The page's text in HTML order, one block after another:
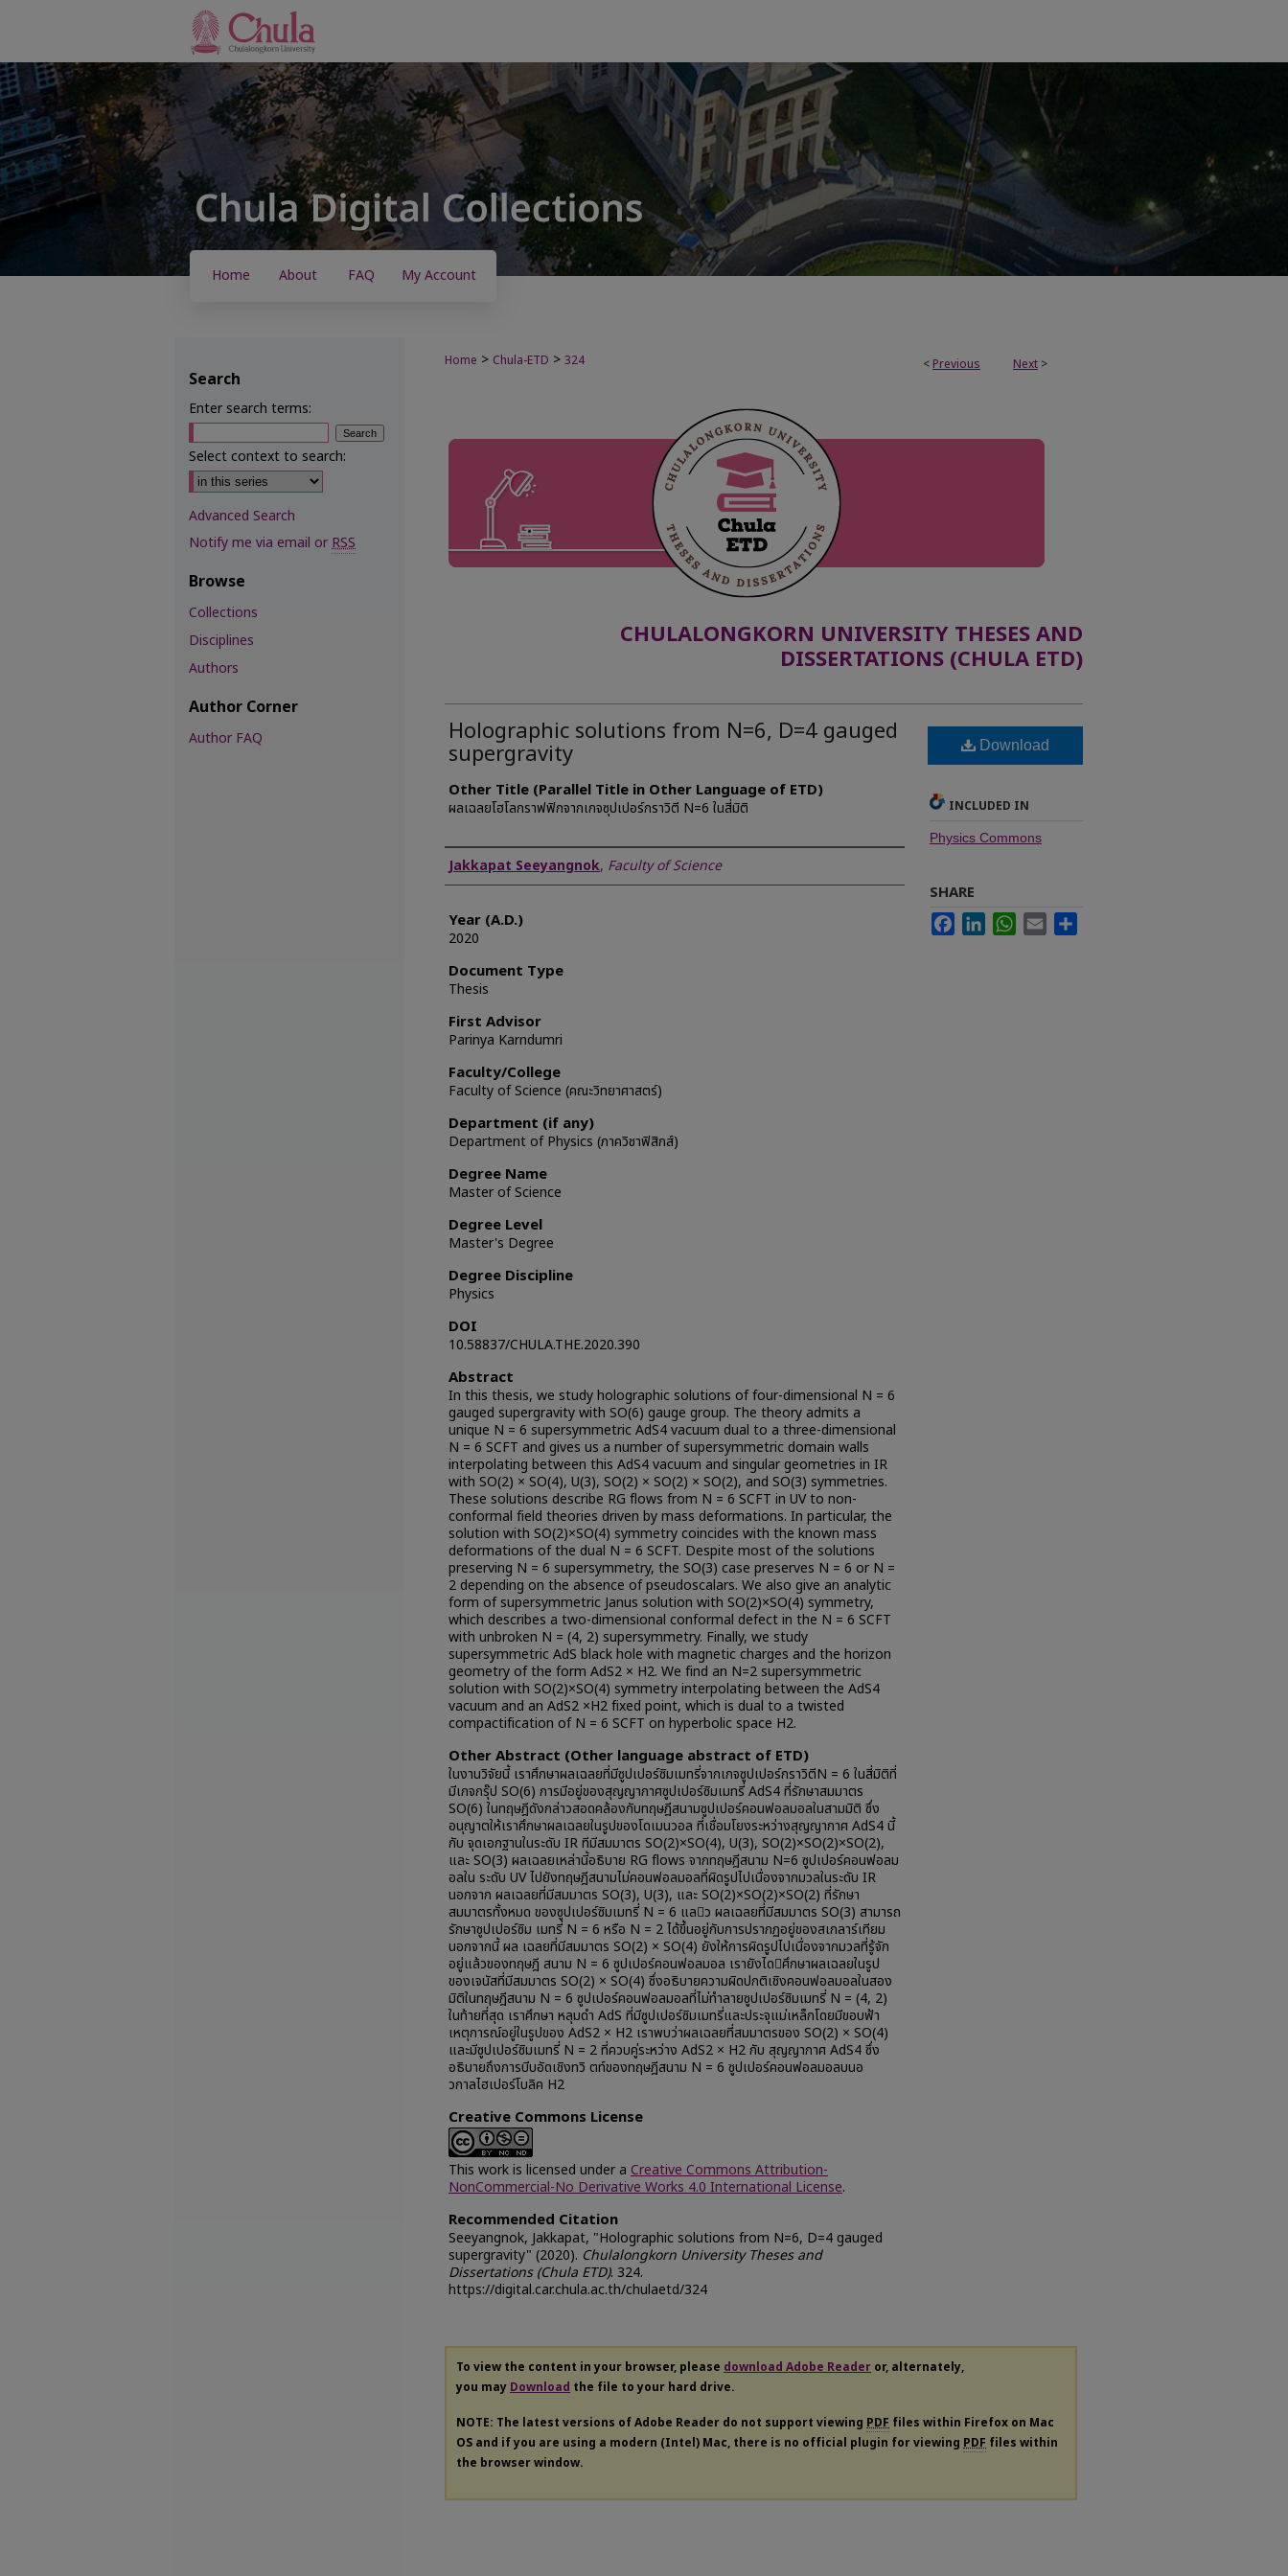
Home About FAQ My Account
< Previous Next >
Home > Chula-ETD > 324
CHULALONGKORN UNIVERSITY THESES AND
DISSERTATIONS (CHULA ETD)
Holographic solutions from N=6, D=4 gauged
supergravity
Other Title (Parallel Title in Other Language of ETD)
ผลเฉลยโฮโลกราฟฟิกจากเกจซุปเปอร์กราวิตี N=6 ในสี่มิติ
Author
Jakkapat Seeyangnok, Faculty of Science
Year (A.D.)
2020
Document Type
Thesis
First Advisor
Parinya Karndumri
Faculty/College
Faculty of Science (คณะวิทยาศาสตร์)
Department (if any)
Department of Physics (ภาควิชาฟิสิกส์)
Degree Name
Master of Science
Degree Level
Master's Degree
Degree Discipline
Physics
DOI
10.58837/CHULA.THE.2020.390
Abstract
In this thesis, we study holographic solutions of four-dimensional N = 6
gauged supergravity with SO(6) gauge group. The theory admits a
unique N = 6 supersymmetric AdS4 vacuum dual to a three-dimensional
N = 6 SCFT and gives us a number of supersymmetric domain walls
interpolating between this AdS4 vacuum and singular geometries in IR
with SO(2) × SO(4), U(3), SO(2) × SO(2) × SO(2), and SO(3) symmetries.
These solutions describe RG flows from N = 6 SCFT in UV to non-
conformal field theories driven by mass deformations. In particular, the
solution with SO(2)×SO(4) symmetry coincides with the known mass
deformations of the dual N = 6 SCFT. Despite most of the solutions
preserving N = 6 supersymmetry, the SO(3) case preserves N = 6 or N =
2 depending on the absence of pseudoscalars. We also give an analytic
form of supersymmetric Janus solution with SO(2)×SO(4) symmetry,
which describes a two-dimensional conformal defect in the N = 6 SCFT
with unbroken N = (4, 2) supersymmetry. Finally, we study
supersymmetric AdS black hole with magnetic charges and the horizon
geometry of the form AdS2 × H2. We find an N=2 supersymmetric
solution with SO(2)×SO(4) symmetry interpolating between the AdS4
vacuum and an AdS2 ×H2 fixed point, which is dual to a twisted
compactification of N = 6 SCFT on hyperbolic space H2.
Other Abstract (Other language abstract of ETD)
ในงานวิจัยนี้ เราศึกษาผลเฉลยที่มีซูปเปอร์ซิมเมทรี่จากเกจซูปเปอร์กราวิตีN = 6 ในสี่มิติที่
มีเกจกรุ๊ป SO(6) การมีอยู่ของสุญญากาศซูปเปอร์ซิมเมทรี่ AdS4 ที่รักษาสมมาตร
SO(6) ในทฤษฎีดังกล่าวสอดคล้องกับทฤษฎีสนามซูปเปอร์คอนฟอลมอลในสามมิติ ซึ่ง
อนุญาตให้เราศึกษาผลเฉลยในรูปของโดเมนวอล ที่เชื่อมโยงระหว่างสุญญากาศ AdS4 นี้
กับ จุดเอกฐานในระดับ IR ทีมีสมมาตร SO(2)×SO(4), U(3), SO(2)×SO(2)×SO(2),
และ SO(3) ผลเฉลยเหล่านี้อธิบาย RG flows จากทฤษฎีสนาม N=6 ซูปเปอร์คอนฟอลม
อลใน ระดับ UV ไปยังทฤษฎีสนามไม่คอนฟอลมอลที่ผิดรูปไปเนื่องจากมวลในระดับ IR
นอกจาก ผลเฉลยที่มีสมมาตร SO(3), U(3), และ SO(2)×SO(2)×SO(2) ที่รักษา
สมมาตรทั้งหมด ของซูปเปอร์ซิมเมทรี่ N = 6 แลว ผลเฉลยที่มีสมมาตร SO(3) สามารถ
รักษาซูปเปอร์ซิม เมทรี่ N = 6 หรือ N = 2 ได้ขึ้นอยู่กับการปรากฏอยู่ของสเกลาร์เทียม
นอกจากนี้ ผล เฉลยที่มีสมมาตร SO(2) × SO(4) ยังให้การผิดรูปไปเนื่องจากมวลที่รู้จัก
อยู่แล้วของทฤษฎี สนาม N = 6 ซูปเปอร์คอนฟอลมอล เรายังไดศึกษาผลเฉลยในรูป
ของเจนัสที่มีสมมาตร SO(2) × SO(4) ซึ่งอธิบายความผิดปกติเชิงคอนฟอลมอลในสอง
มิติในทฤษฎีสนาม N = 6 ซูปเปอร์คอนฟอลมอลที่ไม่ทำลายซูปเปอร์ซิมเมทรี่ N = (4, 2)
ในท้ายที่สุด เราศึกษา หลุมดำ AdS ที่มีซูปเปอร์ซิมเมทรี่และประจุแม่เหล็กโดยมีขอบฟ้า
เหตุการณ์อยู่ในรูปของ AdS2 × H2 เราพบว่าผลเฉลยที่สมมาตรของ SO(2) × SO(4)
และมีซูปเปอร์ซิมเมทรี่ N = 2 ที่ควบคู่ระหว่าง AdS2 × H2 กับ สุญญากาศ AdS4 ซึ่ง
อธิบายถึงการบีบอัดเชิงทวิ ตท์ของทฤษฎีสนาม N = 6 ซูปเปอร์คอนฟอลมอลบนอ
วกาลไฮเปอร์โบลิค H2
Creative Commons License
This work is licensed under a Creative Commons Attribution-
NonCommercial-No Derivative Works 4.0 International License.
Recommended Citation
Seeyangnok, Jakkapat, "Holographic solutions from N=6, D=4 gauged
supergravity" (2020). Chulalongkorn University Theses and
Dissertations (Chula ETD). 324.
https://digital.car.chula.ac.th/chulaetd/324
Download
INCLUDED IN
Physics Commons
SHARE
FacebookLinkedInWhatsApp
Email
To view the content in your browser, please download Adobe Reader or, alternately,
you may Download the file to your hard drive.
NOTE: The latest versions of Adobe Reader do not support viewing PDF files within Firefox on Mac
OS and if you are using a modern (Intel) Mac, there is no official plugin for viewing PDF files within
the browser window.
Search
Enter search terms:
Select context to search:
Advanced Search
Notify me via email orRSS
Browse
Collections
Disciplines
Authors
Author Corner
Author FAQ